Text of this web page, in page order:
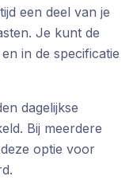
een deel van je
Je kunt de
in de specificatie
dagelijkse
Bij meerdere
optie voor